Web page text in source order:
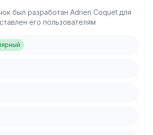
был разработан Adrien Coquet для
его пользователям